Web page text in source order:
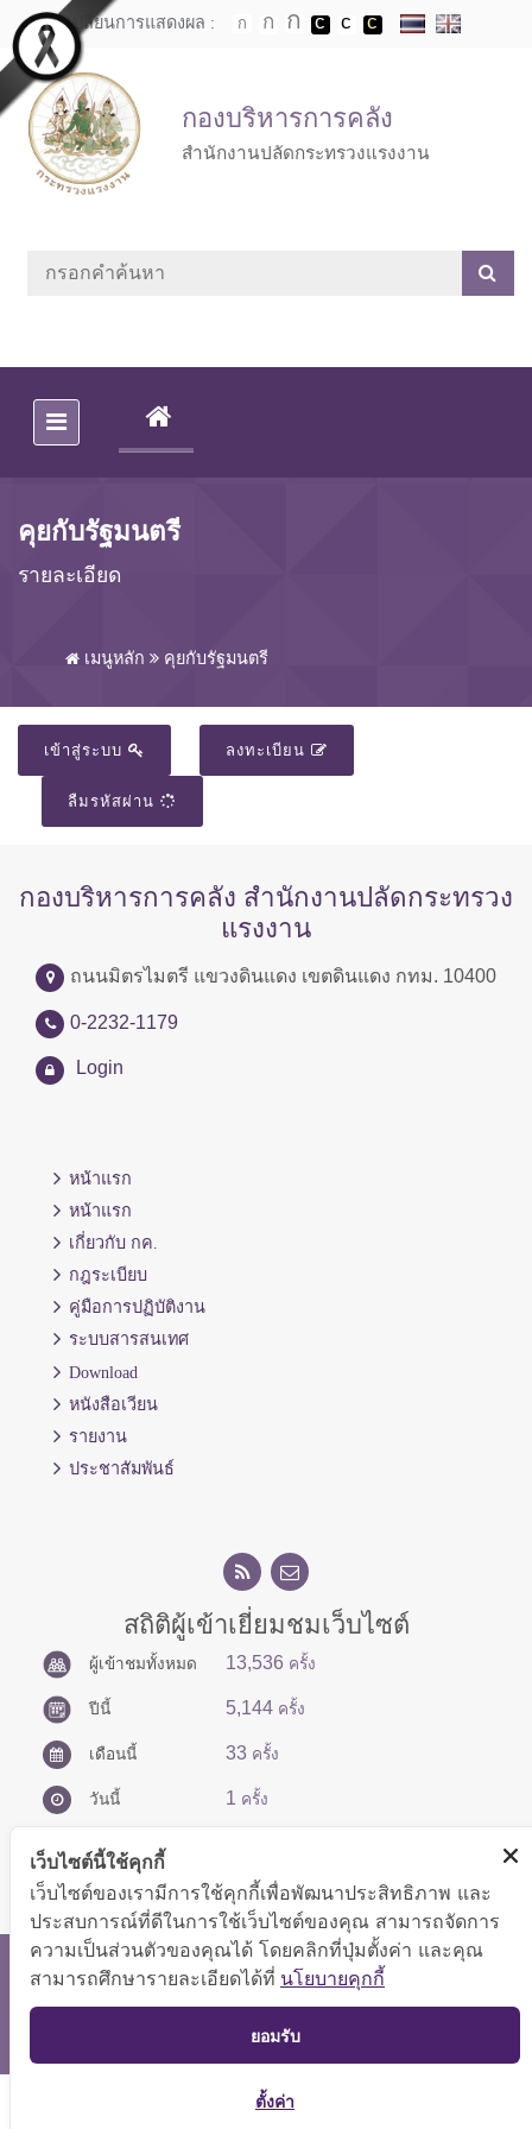
Skip to main content
เปลี่ยนการแสดงผล :
กองบริหารการคลัง
สำนักงานปลัดกระทรวงแรงงาน
(CURRENT)
คุยกับรัฐมนตรี
รายละเอียด
เมนูหลัก คุยกับรัฐมนตรี
เข้าสู่ระบบ ลงทะเบียน
ลืมรหัสผ่าน
กองบริหารการคลัง สำนักงานปลัดกระทรวง
แรงงาน
ถนนมิตรไมตรี แขวงดินแดง เขตดินแดง กทม. 10400
0-2232-1179
Login
หน้าแรก
หน้าแรก
เกี่ยวกับ กค.
กฎระเบียบ
คู่มือการปฏิบัติงาน
ระบบสารสนเทศ
Download
หนังสือเวียน
รายงาน
ประชาสัมพันธ์
สถิติผู้เข้าเยี่ยมชมเว็บไซต์
ผู้เข้าชมทั้งหมด 13,536 ครั้ง
ปีนี้ 5,144 ครั้ง
เดือนนี้ 33 ครั้ง
วันนี้ 1 ครั้ง
สงวนลิขสิทธิ์ © 2566 กองบริหารการคลัง
แสดงผลได้ดีที่ขนาดหน้าจอ 1024x768 pixel
แผนผังเว็บไซต์
TOP
เว็บไซต์นี้ใช้คุกกี้
เว็บไซต์ของเรามีการใช้คุกกี้เพื่อพัฒนาประสิทธิภาพ และ
ประสบการณ์ที่ดีในการใช้เว็บไซต์ของคุณ สามารถจัดการ
ความเป็นส่วนตัวของคุณได้ โดยคลิกที่ปุ่มตั้งค่า และคุณ
สามารถศึกษารายละเอียดได้ที่ นโยบายคุกกี้
ยอมรับ
ตั้งค่า